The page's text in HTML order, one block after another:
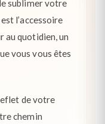
sublimer votre
l’accessoire
au quotidien, un
vous vous êtes
de votre
chemin